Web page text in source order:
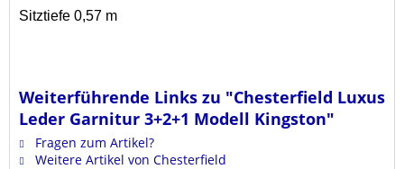
Sitztiefe 0,57 m
Weiterführende Links zu "Chesterfield Luxus
Leder Garnitur 3+2+1 Modell Kingston"
Fragen zum Artikel?
Weitere Artikel von Chesterfield